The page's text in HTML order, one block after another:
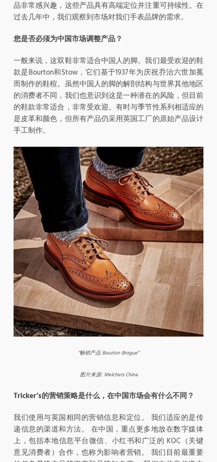
品非常感兴趣，这些产品具有高端定位并注重可持续性。在
过去几年中，我们观察到市场对我们手表品牌的需求。
您是否必须为中国市场调整产品？
一般来说，这双鞋非常适合中国人的脚。我们最受欢迎的鞋
款是Bourton和Stow，它们基于1937年为庆祝乔治六世加冕
而制作的鞋楦。虽然中国人的脚的解剖结构与世界其他地区
的消费者不同，我们也意识到这是一种潜在的风险，但目前
的鞋款非常适合，非常受欢迎。有时与季节性系列相适应的
是皮革和颜色，但所有产品仍采用英国工厂的原始产品设计
手工制作。
“畅销产品 Bourton Brogue”
图片来源: Melchers China
Tricker’s的营销策略是什么，在中国市场会有什么不同？
我们使用与英国相同的营销信息和定位。 我们适应的是传
递信息的渠道和方法。 在中国，重点更多地放在数字媒体
上，包括本地信息平台微信、小红书和广泛的 KOC（关键
意见消费者）合作，也称为影响者营销。 我们目前最重要